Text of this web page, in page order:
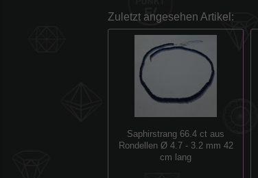
Zuletzt angesehen Artikel:
Saphirstrang 66.4 ct aus
Rondellen Ø 4.7 - 3.2 mm 42
cm lang